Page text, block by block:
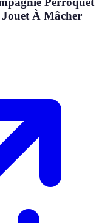
Jouet À Mâcher